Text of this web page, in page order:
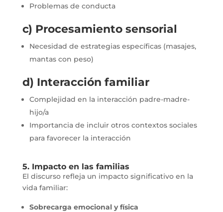
Problemas de conducta
c) Procesamiento sensorial
Necesidad de estrategias específicas (masajes,
mantas con peso)
d) Interacción familiar
Complejidad en la interacción padre-madre-
hijo/a
Importancia de incluir otros contextos sociales
para favorecer la interacción
5. Impacto en las familias
El discurso refleja un impacto significativo en la
vida familiar:
Sobrecarga emocional y física